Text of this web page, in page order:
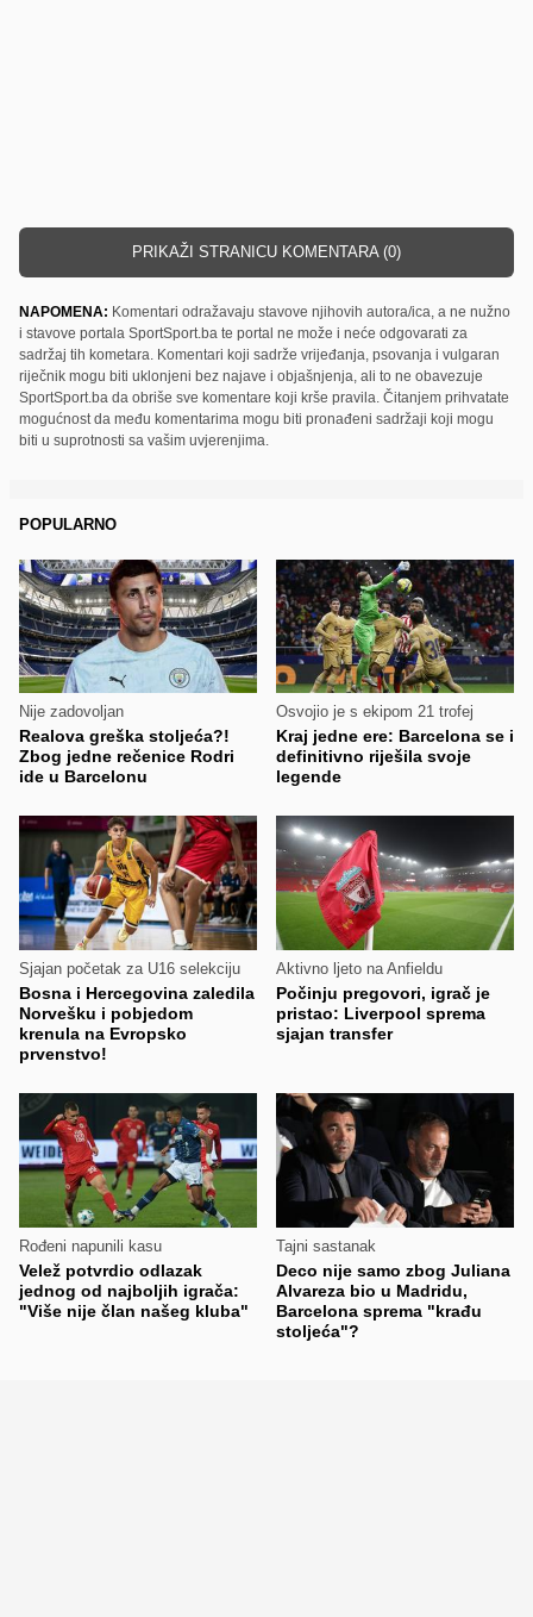
PRIKAŽI STRANICU KOMENTARA (0)
NAPOMENA: Komentari odražavaju stavove njihovih autora/ica, a ne nužno
i stavove portala SportSport.ba te portal ne može i neće odgovarati za
sadržaj tih kometara. Komentari koji sadrže vrijeđanja, psovanja i vulgaran
riječnik mogu biti uklonjeni bez najave i objašnjenja, ali to ne obavezuje
SportSport.ba da obriše sve komentare koji krše pravila. Čitanjem prihvatate
mogućnost da među komentarima mogu biti pronađeni sadržaji koji mogu
biti u suprotnosti sa vašim uvjerenjima.
POPULARNO
Nije zadovoljan
Realova greška stoljeća?!
Zbog jedne rečenice Rodri
ide u Barcelonu
Osvojio je s ekipom 21 trofej
Kraj jedne ere: Barcelona se i
definitivno riješila svoje
legende
Sjajan početak za U16 selekciju
Bosna i Hercegovina zaledila
Norvešku i pobjedom
krenula na Evropsko
prvenstvo!
Aktivno ljeto na Anfieldu
Počinju pregovori, igrač je
pristao: Liverpool sprema
sjajan transfer
Rođeni napunili kasu
Velež potvrdio odlazak
jednog od najboljih igrača:
"Više nije član našeg kluba"
Tajni sastanak
Deco nije samo zbog Juliana
Alvareza bio u Madridu,
Barcelona sprema "krađu
stoljeća"?